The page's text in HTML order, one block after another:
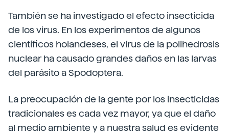
También se ha investigado el efecto insecticida
de los virus. En los experimentos de algunos
científicos holandeses, el virus de la polihedrosis
nuclear ha causado grandes daños en las larvas
del parásito a Spodoptera.
La preocupación de la gente por los insecticidas
tradicionales es cada vez mayor, ya que el daño
al medio ambiente y a nuestra salud es evidente